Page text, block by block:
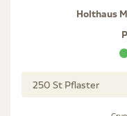
Holthaus
250 St Pflaster